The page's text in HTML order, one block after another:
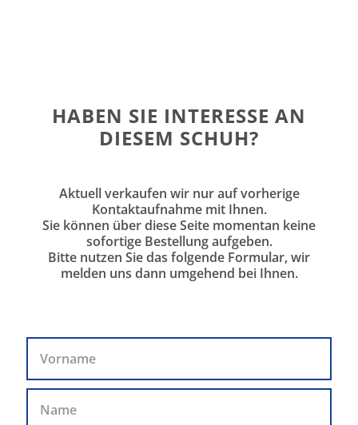
HABEN SIE INTERESSE AN
DIESEM SCHUH?
Aktuell verkaufen wir nur auf vorherige
Kontaktaufnahme mit Ihnen.
Sie können über diese Seite momentan keine
sofortige Bestellung aufgeben.
Bitte nutzen Sie das folgende Formular, wir
melden uns dann umgehend bei Ihnen.